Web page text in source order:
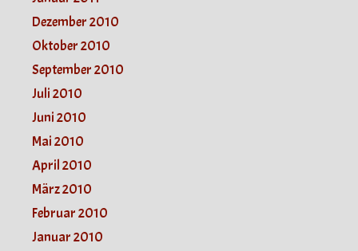
Dezember 2010
Oktober 2010
September 2010
Juli 2010
Juni 2010
Mai 2010
April 2010
März 2010
Februar 2010
Januar 2010